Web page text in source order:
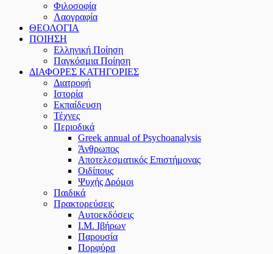
Φιλοσοφία
Λαογραφία
ΘΕΟΛΟΓΙΑ
ΠΟΙΗΣΗ
Ελληνική Ποίηση
Παγκόσμια Ποίηση
ΔΙΑΦΟΡΕΣ ΚΑΤΗΓΟΡΙΕΣ
Διατροφή
Ιστορία
Εκπαίδευση
Τέχνες
Περιοδικά
Greek annual of Psychoanalysis
Άνθρωπος
Αποτελεσματικός Επιστήμονας
Οιδίπους
Ψυχής Δρόμοι
Παιδικά
Πρακτoρεύσεις
Αυτοεκδόσεις
Ι.Μ. Ιβήρων
Παρουσία
Πορφύρα